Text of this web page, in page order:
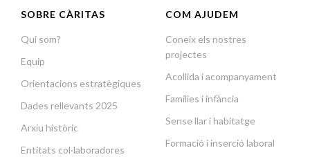
SOBRE CÀRITAS
Qui som?
Equip
Orientacions estratègiques
Dades rellevants 2025
Arxiu històric
Entitats col·laboradores
COM AJUDEM
Coneix els nostres
projectes
Acollida i acompanyament
Famílies i infància
Sense llar i habitatge
Formació i inserció laboral